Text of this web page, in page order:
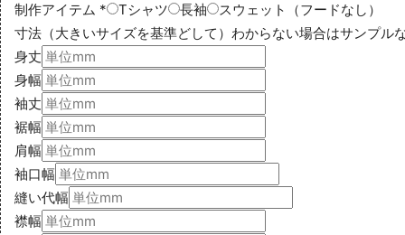
制作アイテム * Tシャツ 長袖
スウェット（フードなし）
寸法（大きいサイズを基準どして） わからない場合はサンプル
身丈
身幅
袖丈
裾幅
肩幅
袖口幅
縫い代幅
襟幅